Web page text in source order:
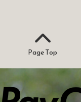
Page Top